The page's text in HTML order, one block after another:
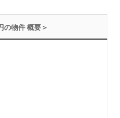
の物件 概要＞